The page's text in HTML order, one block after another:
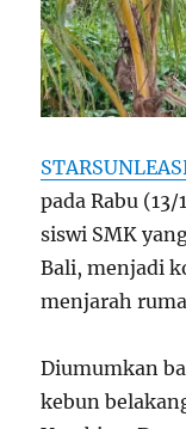
pada Rabu
siswi SMK
Bali, menjadi
menjarah
Diumumkan
kebun